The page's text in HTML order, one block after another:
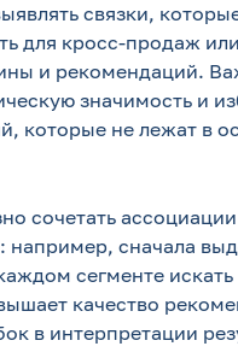
связки,
для кросс-продаж или
и рекомендаций.
значимость и
которые не лежат в
сочетать
сначала
сегменте
качество
в интерпретации